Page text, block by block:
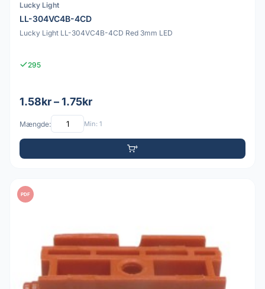
Lucky Light
LL-304VC4B-4CD
Lucky Light LL-304VC4B-4CD Red 3mm LED
295
1.58kr – 1.75kr
Mængde: Min: 1
PDF